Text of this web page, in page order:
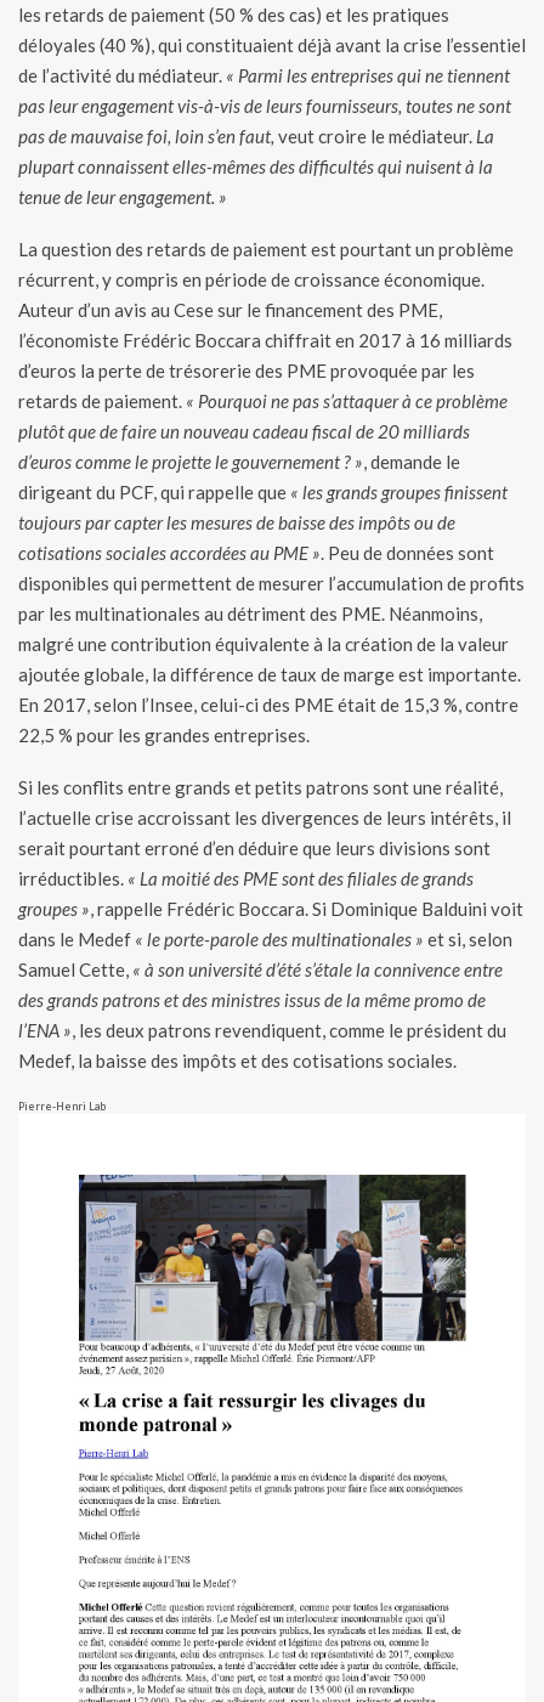
les retards de paiement (50 % des cas) et les pratiques
déloyales (40 %), qui constituaient déjà avant la crise l’essentiel
de l’activité du médiateur. « Parmi les entreprises qui ne tiennent
pas leur engagement vis-à-vis de leurs fournisseurs, toutes ne sont
pas de mauvaise foi, loin s’en faut, veut croire le médiateur. La
plupart connaissent elles-mêmes des difficultés qui nuisent à la
tenue de leur engagement. »
La question des retards de paiement est pourtant un problème
récurrent, y compris en période de croissance économique.
Auteur d’un avis au Cese sur le financement des PME,
l’économiste Frédéric Boccara chiffrait en 2017 à 16 milliards
d’euros la perte de trésorerie des PME provoquée par les
retards de paiement. « Pourquoi ne pas s’attaquer à ce problème
plutôt que de faire un nouveau cadeau fiscal de 20 milliards
d’euros comme le projette le gouvernement ? », demande le
dirigeant du PCF, qui rappelle que « les grands groupes finissent
toujours par capter les mesures de baisse des impôts ou de
cotisations sociales accordées au PME ». Peu de données sont
disponibles qui permettent de mesurer l’accumulation de profits
par les multinationales au détriment des PME. Néanmoins,
malgré une contribution équivalente à la création de la valeur
ajoutée globale, la différence de taux de marge est importante.
En 2017, selon l’Insee, celui-ci des PME était de 15,3 %, contre
22,5 % pour les grandes entreprises.
Si les conflits entre grands et petits patrons sont une réalité,
l’actuelle crise accroissant les divergences de leurs intérêts, il
serait pourtant erroné d’en déduire que leurs divisions sont
irréductibles. « La moitié des PME sont des filiales de grands
groupes », rappelle Frédéric Boccara. Si Dominique Balduini voit
dans le Medef « le porte-parole des multinationales » et si, selon
Samuel Cette, « à son université d’été s’étale la connivence entre
des grands patrons et des ministres issus de la même promo de
l’ENA », les deux patrons revendiquent, comme le président du
Medef, la baisse des impôts et des cotisations sociales.
Pierre-Henri Lab